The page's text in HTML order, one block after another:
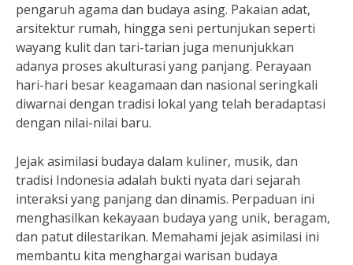
pengaruh agama dan budaya asing. Pakaian adat,
arsitektur rumah, hingga seni pertunjukan seperti
wayang kulit dan tari-tarian juga menunjukkan
adanya proses akulturasi yang panjang. Perayaan
hari-hari besar keagamaan dan nasional seringkali
diwarnai dengan tradisi lokal yang telah beradaptasi
dengan nilai-nilai baru.
Jejak asimilasi budaya dalam kuliner, musik, dan
tradisi Indonesia adalah bukti nyata dari sejarah
interaksi yang panjang dan dinamis. Perpaduan ini
menghasilkan kekayaan budaya yang unik, beragam,
dan patut dilestarikan. Memahami jejak asimilasi ini
membantu kita menghargai warisan budaya